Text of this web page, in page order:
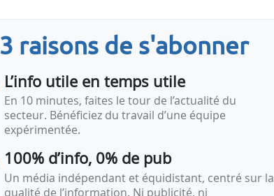
Presse
Banque mondiale
ojoy@worldbank.org
3 raisons de s'abonner
L’info utile en temps utile
En 10 minutes, faites le tour de l’actualité du
secteur. Bénéficiez du travail d’une équipe
expérimentée.
100% d’info, 0% de pub
Un média indépendant et équidistant, centré sur la
qualité de l’information. Ni publicité, ni